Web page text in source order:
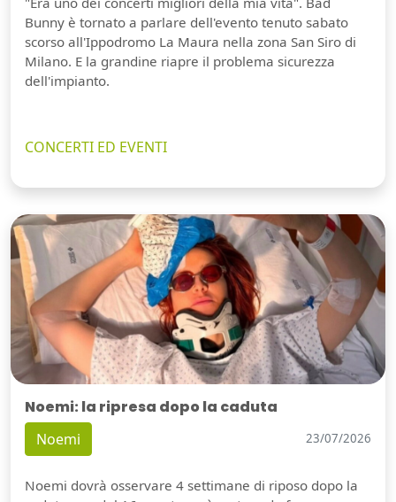
Bunny è tornato a parlare dell'evento tenuto sabato
scorso all'Ippodromo La Maura nella zona San Siro di
Milano. E la grandine riapre il problema sicurezza
dell'impianto.
CONCERTI ED EVENTI
Noemi: la ripresa dopo la caduta
Noemi 23/07/2026
Noemi dovrà osservare 4 settimane di riposo dopo la